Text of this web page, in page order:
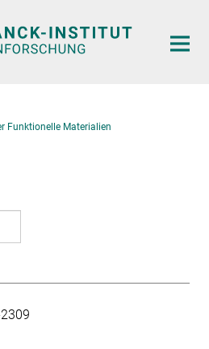
Funktionelle Materialien